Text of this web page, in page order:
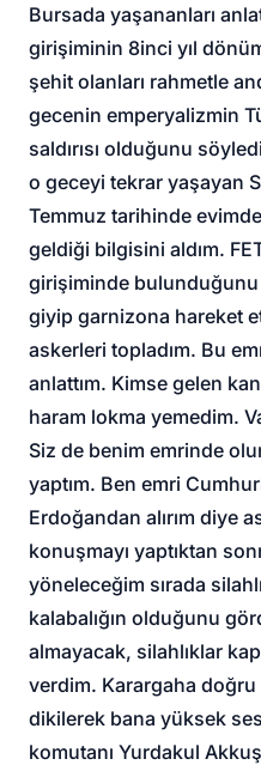
Bursada yaşananları
girişiminin 8inci yıl
şehit olanları rahmetle
gecenin emperyalizmin
saldırısı olduğunu
o geceyi tekrar yaşayan
Temmuz tarihinde
geldiği bilgisini aldım.
girişiminde bulunduğunu
giyip garnizona hareket
askerleri topladım. Bu
anlattım. Kimse gelen
haram lokma yemedim.
Siz de benim emrinde
yaptım. Ben emri
Erdoğandan alırım
konuşmayı yaptıktan
yöneleceğim sırada
kalabalığın olduğunu
almayacak, silahlıklar
verdim. Karargaha
dikilerek bana yüksek
komutanı Yurdakul